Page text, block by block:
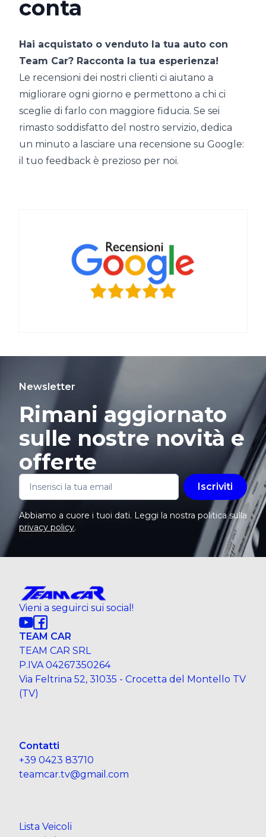
conta
Hai acquistato o venduto la tua auto con
Team Car? Racconta la tua esperienza!
Le recensioni dei nostri clienti ci aiutano a
migliorare ogni giorno e permettono a chi ci
sceglie di farlo con maggiore fiducia. Se sei
rimasto soddisfatto del nostro servizio, dedica
un minuto a lasciare una recensione su Google:
il tuo feedback è prezioso per noi.
Newsletter
Rimani aggiornato
sulle nostre novità e
offerte
Iscriviti
Abbiamo a cuore i tuoi dati. Leggi la nostra politica sulla
privacy policy.
Vieni a seguirci sui social!
TEAM CAR
TEAM CAR SRL
P.IVA 04267350264
Via Feltrina 52, 31035 - Crocetta del Montello TV
(TV)
Contatti
+39 0423 83710
teamcar.tv@gmail.com
Lista Veicoli